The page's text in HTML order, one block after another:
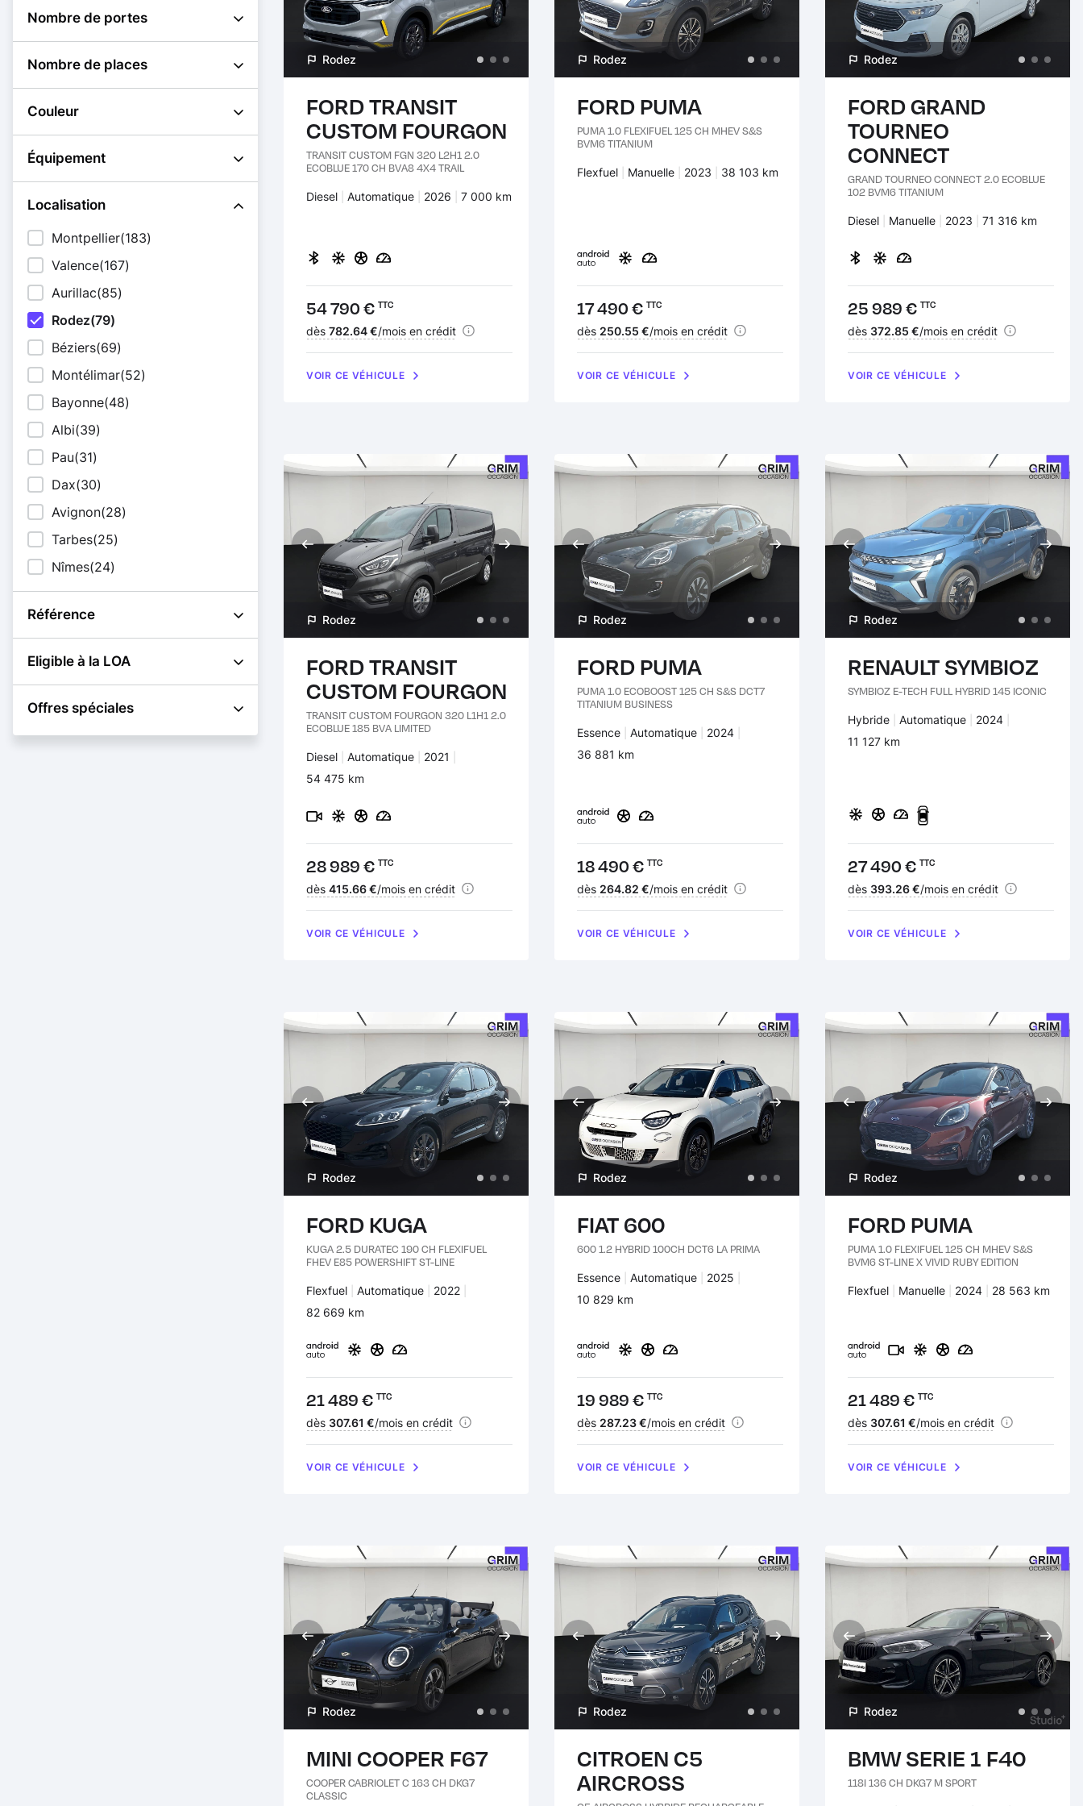
Nombre de portes
Nombre de places
Couleur
Équipement
Localisation
Montpellier(183)
Valence(167)
Aurillac(85)
Rodez(79)
Béziers(69)
Montélimar(52)
Bayonne(48)
Albi(39)
Pau(31)
Dax(30)
Avignon(28)
Tarbes(25)
Nîmes(24)
Référence
Eligible à la LOA
Offres spéciales
Rodez
FORD TRANSIT
CUSTOM FOURGON
TRANSIT CUSTOM FGN 320 L2H1 2.0
ECOBLUE 170 CH BVA8 4X4 TRAIL
Carburant :
Diesel Transmission :
Automatique Années :
2026 Kilomètres :
7 000 km
Prix :
54 790 € TTC
Financement :
dès 782.64 €/mois en crédit
VOIR CE VÉHICULE
Rodez
FORD PUMA
PUMA 1.0 FLEXIFUEL 125 CH MHEV S&S
BVM6 TITANIUM
Carburant :
Flexfuel Transmission :
Manuelle Années :
2023 Kilomètres :
38 103 km
Prix :
17 490 € TTC
Financement :
dès 250.55 €/mois en crédit
VOIR CE VÉHICULE
Rodez
FORD GRAND
TOURNEO
CONNECT
GRAND TOURNEO CONNECT 2.0 ECOBLUE
102 BVM6 TITANIUM
Carburant :
Diesel Transmission :
Manuelle Années :
2023 Kilomètres :
71 316 km
Prix :
25 989 € TTC
Financement :
dès 372.85 €/mois en crédit
VOIR CE VÉHICULE
Rodez
FORD TRANSIT
CUSTOM FOURGON
TRANSIT CUSTOM FOURGON 320 L1H1 2.0
ECOBLUE 185 BVA LIMITED
Carburant :
Diesel Transmission :
Automatique Années :
2021
Kilomètres :
54 475 km
Prix :
28 989 € TTC
Financement :
dès 415.66 €/mois en crédit
VOIR CE VÉHICULE
Rodez
FORD PUMA
PUMA 1.0 ECOBOOST 125 CH S&S DCT7
TITANIUM BUSINESS
Carburant :
Essence Transmission :
Automatique Années :
2024
Kilomètres :
36 881 km
Prix :
18 490 € TTC
Financement :
dès 264.82 €/mois en crédit
VOIR CE VÉHICULE
Rodez
RENAULT SYMBIOZ
SYMBIOZ E-TECH FULL HYBRID 145 ICONIC
Carburant :
Hybride Transmission :
Automatique Années :
2024
Kilomètres :
11 127 km
Prix :
27 490 € TTC
Financement :
dès 393.26 €/mois en crédit
VOIR CE VÉHICULE
Rodez
FORD KUGA
KUGA 2.5 DURATEC 190 CH FLEXIFUEL
FHEV E85 POWERSHIFT ST-LINE
Carburant :
Flexfuel Transmission :
Automatique Années :
2022
Kilomètres :
82 669 km
Prix :
21 489 € TTC
Financement :
dès 307.61 €/mois en crédit
VOIR CE VÉHICULE
Rodez
FIAT 600
600 1.2 HYBRID 100CH DCT6 LA PRIMA
Carburant :
Essence Transmission :
Automatique Années :
2025
Kilomètres :
10 829 km
Prix :
19 989 € TTC
Financement :
dès 287.23 €/mois en crédit
VOIR CE VÉHICULE
Rodez
FORD PUMA
PUMA 1.0 FLEXIFUEL 125 CH MHEV S&S
BVM6 ST-LINE X VIVID RUBY EDITION
Carburant :
Flexfuel Transmission :
Manuelle Années :
2024 Kilomètres :
28 563 km
Prix :
21 489 € TTC
Financement :
dès 307.61 €/mois en crédit
VOIR CE VÉHICULE
Rodez
MINI COOPER F67
COOPER CABRIOLET C 163 CH DKG7
CLASSIC
Rodez
CITROEN C5
AIRCROSS
Rodez
BMW SERIE 1 F40
118I 136 CH DKG7 M SPORT